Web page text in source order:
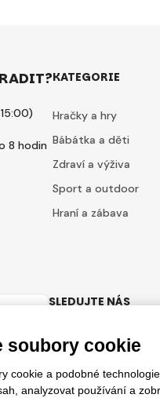
8 hodin
KATEGORIE
Hračky a hry
Bábátka a děti
Zdraví a výživa
Sport a outdoor
Hraní a zábava
SLEDUJTE NÁS